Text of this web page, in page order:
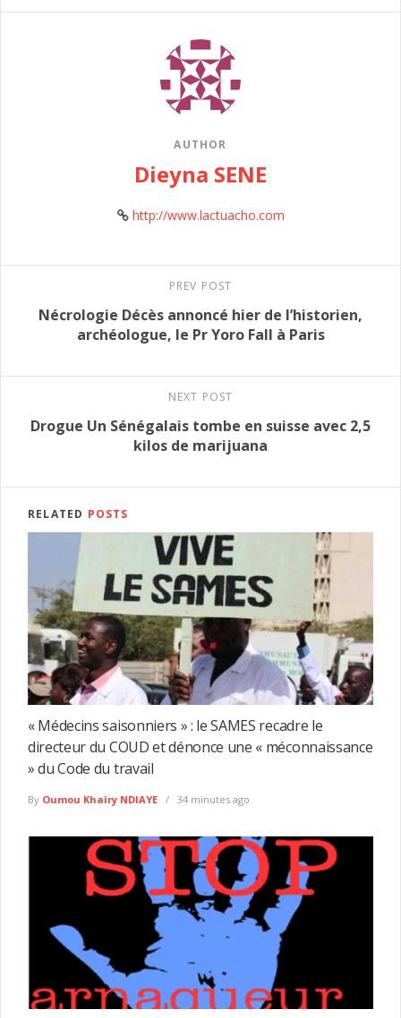
AUTHOR
Dieyna SENE
http://www.lactuacho.com
PREV POST
Nécrologie Décès annoncé hier de l’historien,
archéologue, le Pr Yoro Fall à Paris
NEXT POST
Drogue Un Sénégalais tombe en suisse avec 2,5
kilos de marijuana
RELATED POSTS
« Médecins saisonniers » : le SAMES recadre le
directeur du COUD et dénonce une « méconnaissance
» du Code du travail
By Oumou Khaïry NDIAYE 34 minutes ago